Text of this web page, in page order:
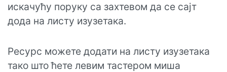
искачућу поруку са захтевом да се сајт
дода на листу изузетака.
Ресурс можете додати на листу изузетака
тако што ћете левим тастером миша